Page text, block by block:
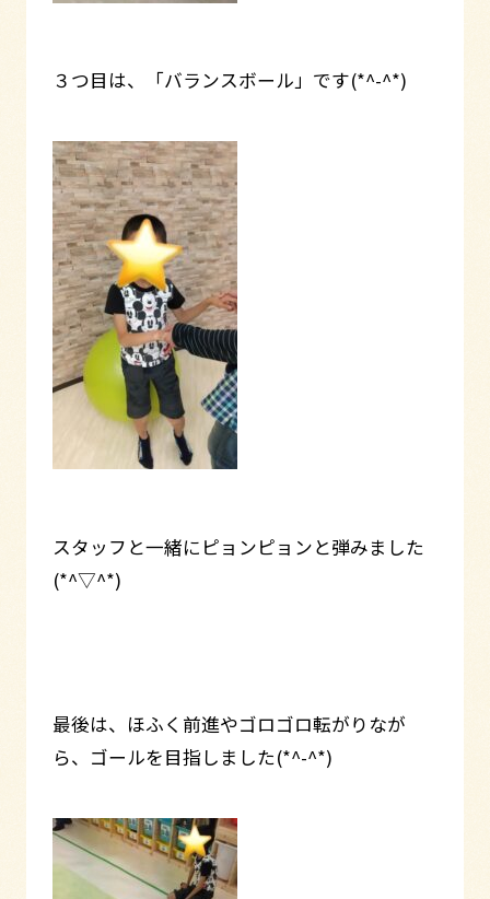
３つ目は、「バランスボール」です(*^-^*)
スタッフと一緒にピョンピョンと弾みました
(*^▽^*)
最後は、ほふく前進やゴロゴロ転がりなが
ら、ゴールを目指しました(*^-^*)